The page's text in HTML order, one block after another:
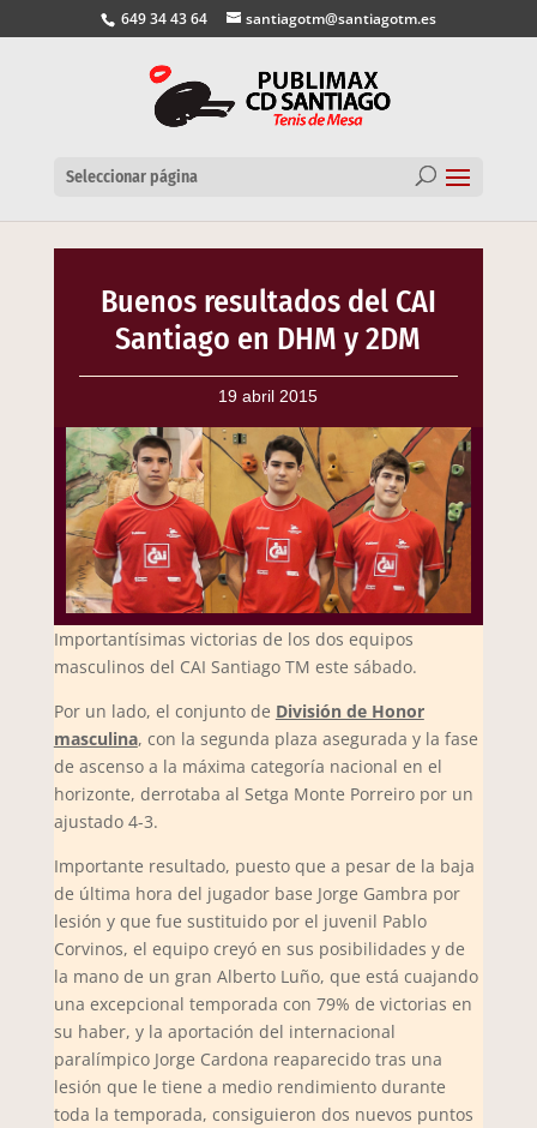
649 34 43 64 santiagotm@santiagotm.es
Seleccionar página
Buenos resultados del CAI
Santiago en DHM y 2DM
19 abril 2015
Importantísimas victorias de los dos equipos
masculinos del CAI Santiago TM este sábado.
Por un lado, el conjunto de División de Honor
masculina, con la segunda plaza asegurada y la fase
de ascenso a la máxima categoría nacional en el
horizonte, derrotaba al Setga Monte Porreiro por un
ajustado 4-3.
Importante resultado, puesto que a pesar de la baja
de última hora del jugador base Jorge Gambra por
lesión y que fue sustituido por el juvenil Pablo
Corvinos, el equipo creyó en sus posibilidades y de
la mano de un gran Alberto Luño, que está cuajando
una excepcional temporada con 79% de victorias en
su haber, y la aportación del internacional
paralímpico Jorge Cardona reaparecido tras una
lesión que le tiene a medio rendimiento durante
toda la temporada, consiguieron dos nuevos puntos